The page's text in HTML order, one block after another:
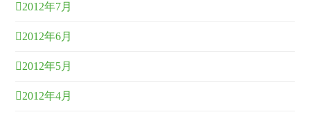
2012年7月
2012年6月
2012年5月
2012年4月